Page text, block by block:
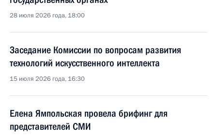
28 июля 2026 года, 18:00
Заседание Комиссии по вопросам развития
технологий искусственного интеллекта
15 июля 2026 года, 16:30
Елена Ямпольская провела брифинг для
представителей СМИ